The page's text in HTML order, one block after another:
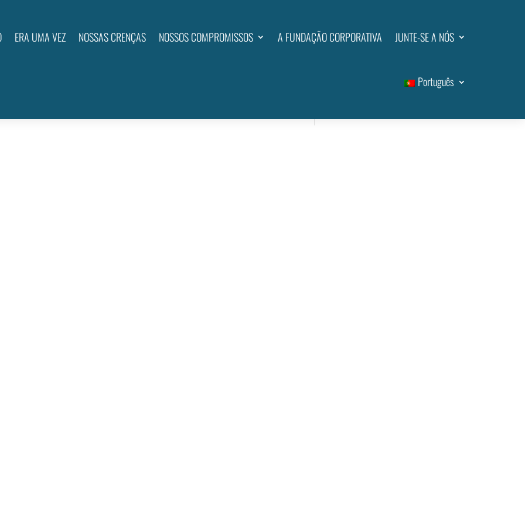
ERA UMA VEZ NOSSAS CRENÇAS NOSSOS COMPROMISSOS A FUNDAÇÃO CORPORATIVA JUNTE-SE A NÓS
Português
encontrado
Comentários recentes